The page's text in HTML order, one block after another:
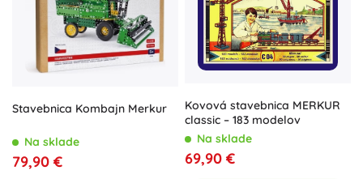
Stavebnica Kombajn Merkur
Na sklade
79,90 €
Kovová stavebnica MERKUR
classic – 183 modelov
Na sklade
69,90 €